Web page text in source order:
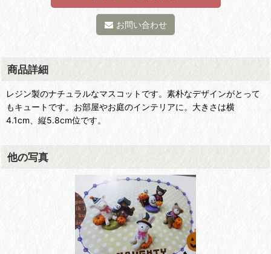
お問い合わせ
商品詳細
レジン製のナチュラルなマスコットです。素朴なデザインがとって
もキュートです。お部屋やお庭のインテリアに。大きさは横
4.1cm、縦5.8cm位です。
他の写真